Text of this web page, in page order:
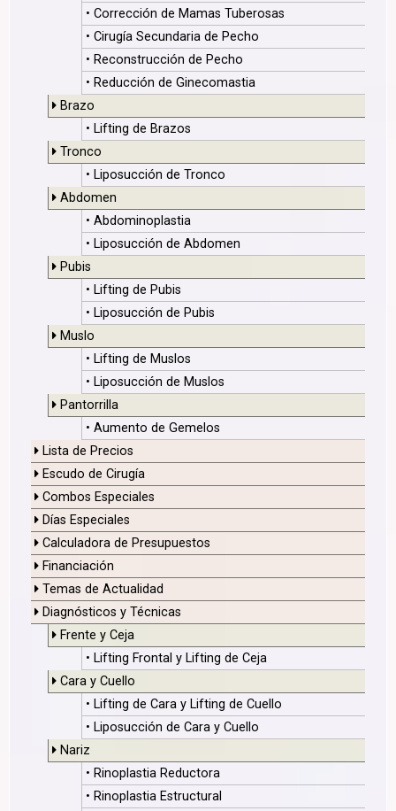
• Corrección de Mamas Tuberosas
• Cirugía Secundaria de Pecho
• Reconstrucción de Pecho
• Reducción de Ginecomastia
Brazo
• Lifting de Brazos
Tronco
• Liposucción de Tronco
Abdomen
• Abdominoplastia
• Liposucción de Abdomen
Pubis
• Lifting de Pubis
• Liposucción de Pubis
Muslo
• Lifting de Muslos
• Liposucción de Muslos
Pantorrilla
• Aumento de Gemelos
Lista de Precios
Escudo de Cirugía
Combos Especiales
Días Especiales
Calculadora de Presupuestos
Financiación
Temas de Actualidad
Diagnósticos y Técnicas
Frente y Ceja
• Lifting Frontal y Lifting de Ceja
Cara y Cuello
• Lifting de Cara y Lifting de Cuello
• Liposucción de Cara y Cuello
Nariz
• Rinoplastia Reductora
• Rinoplastia Estructural